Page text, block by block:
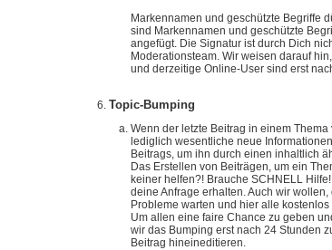
Markennamen und geschützte Begriffe
sind Markennamen und geschützte
angefügt. Die Signatur ist durch Dich
Moderationsteam. Wir weisen darauf
und derzeitige Online-User sind erst
Topic-Bumping
Wenn der letzte Beitrag in einem
lediglich wesentliche neue
Beitrags, um ihn durch einen inhaltlich
Das Erstellen von Beiträgen, um ein
keiner helfen?! Brauche SCHNELL
deine Anfrage erhalten. Auch wir
Probleme warten und hier alle
Um allen eine faire Chance zu geben
wir das Bumping erst nach 24 Stunden
Beitrag hineineditieren.